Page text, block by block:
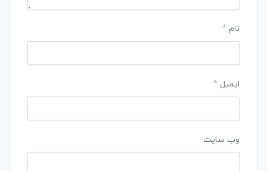
نام *
ایمیل *
وب‌ سایت